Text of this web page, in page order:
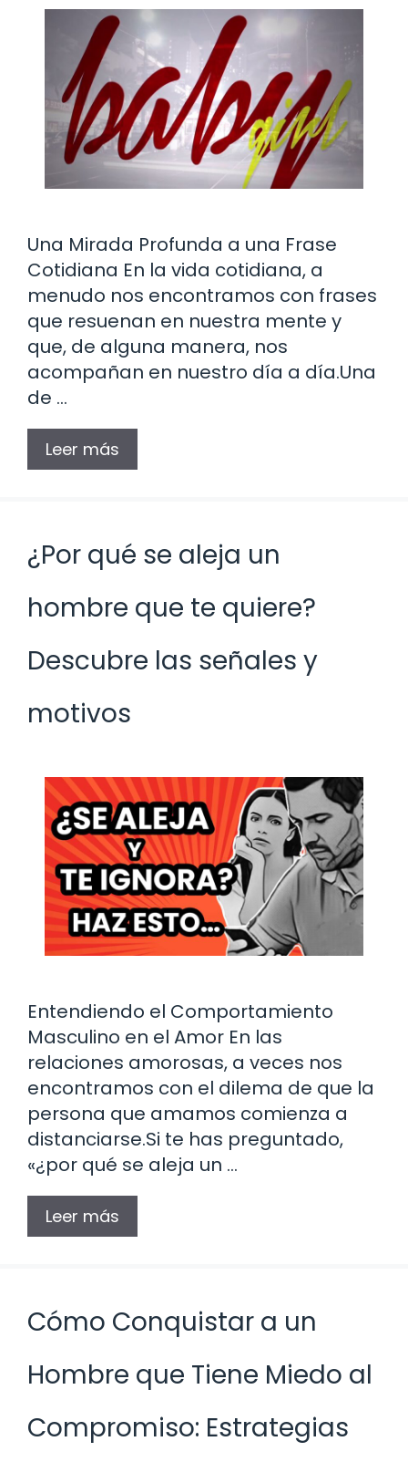
Una Mirada Profunda a una Frase
Cotidiana En la vida cotidiana, a
menudo nos encontramos con frases
que resuenan en nuestra mente y
que, de alguna manera, nos
acompañan en nuestro día a día.Una
de …
Leer más
¿Por qué se aleja un
hombre que te quiere?
Descubre las señales y
motivos
Entendiendo el Comportamiento
Masculino en el Amor En las
relaciones amorosas, a veces nos
encontramos con el dilema de que la
persona que amamos comienza a
distanciarse.Si te has preguntado,
«¿por qué se aleja un …
Leer más
Cómo Conquistar a un
Hombre que Tiene Miedo al
Compromiso: Estrategias